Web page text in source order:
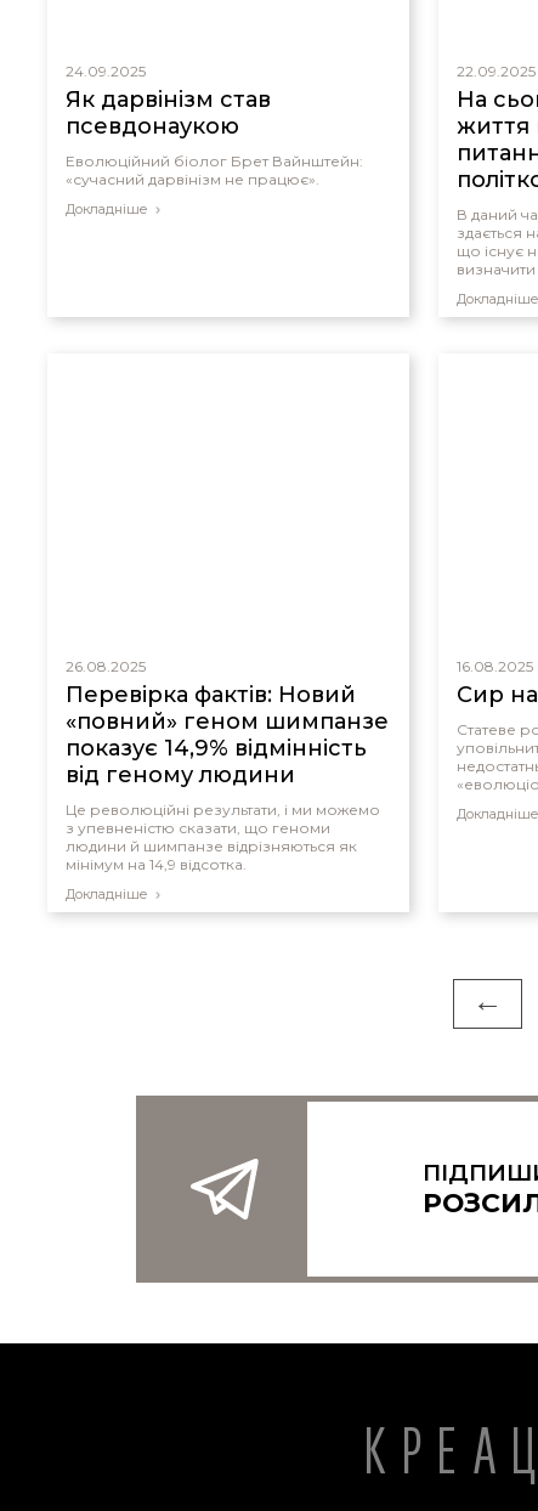
24.09.2025
Як дарвінізм став
псевдонаукою
Еволюційний біолог Брет Вайнштейн:
«сучасний дарвінізм не працює».
Докладніше
22.09.2025
На
життя
В даний
здається
що існує
визначити
Докладніше
26.08.2025
Перевірка фактів: Новий
«повний» геном шимпанзе
показує 14,9% відмінність
від геному людини
Це революційні результати, і ми можемо
з упевненістю сказати, що геноми
людини й шимпанзе відрізняються як
мінімум на 14,9 відсотка.
Докладніше
16.08.2025
Сир
Статеве
Докладніше
←